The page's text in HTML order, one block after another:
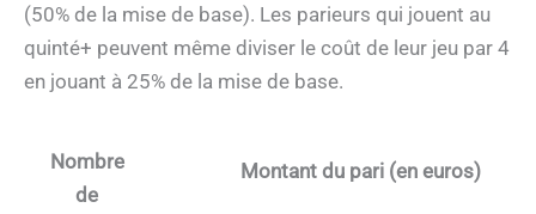
(50% de la mise de base). Les parieurs qui jouent au
quinté+ peuvent même diviser le coût de leur jeu par 4
en jouant à 25% de la mise de base.
Nombre
de
Montant du pari (en euros)